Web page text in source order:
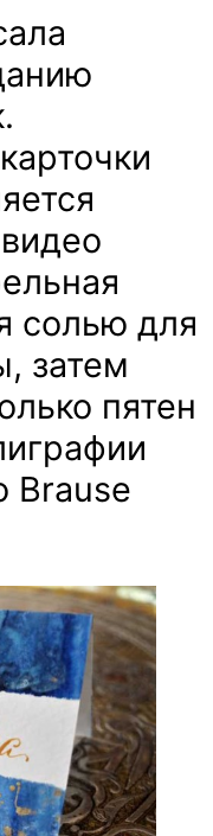
солью для
затем
пятен
Brause